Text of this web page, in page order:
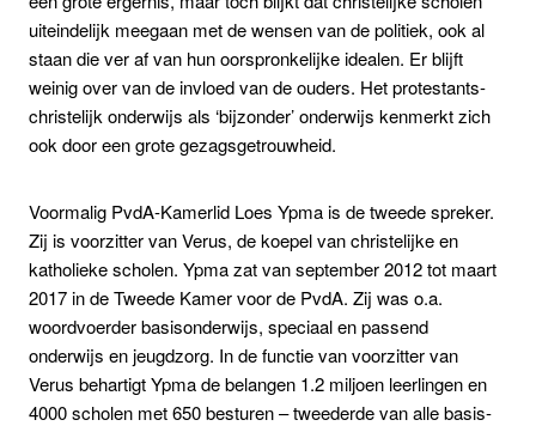
uiteindelijk meegaan met de wensen van de politiek, ook al
staan die ver af van hun oorspronkelijke idealen. Er blijft
weinig over van de invloed van de ouders. Het protestants-
christelijk onderwijs als ‘bijzonder’ onderwijs kenmerkt zich
ook door een grote gezagsgetrouwheid.
Voormalig PvdA-Kamerlid Loes Ypma is de tweede spreker.
Zij is voorzitter van Verus, de koepel van christelijke en
katholieke scholen. Ypma zat van september 2012 tot maart
2017 in de Tweede Kamer voor de PvdA. Zij was o.a.
woordvoerder basisonderwijs, speciaal en passend
onderwijs en jeugdzorg. In de functie van voorzitter van
Verus behartigt Ypma de belangen 1.2 miljoen leerlingen en
4000 scholen met 650 besturen – tweederde van alle basis-